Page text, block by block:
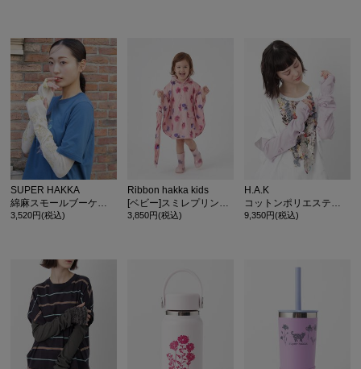
販サイト
SUPER HAKKA
綿麻スモールブーケジャカードアームカバー(デオドラント加工)
3,520円(税込)
Ribbon hakka kids
[ベビー]スミレプリントレインシューズ
3,850円(税込)
H.A.K
コットンポリエステル リボンアームカバー(UV加工)
9,350円(税込)